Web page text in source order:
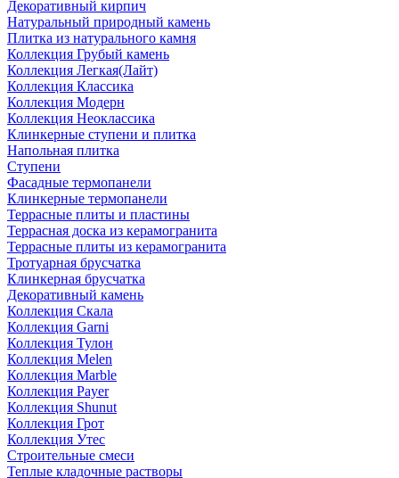
Декоративный кирпич
Натуральный природный камень
Плитка из натурального камня
Коллекция Грубый камень
Коллекция Легкая(Лайт)
Коллекция Классика
Коллекция Модерн
Коллекция Неоклассика
Клинкерные ступени и плитка
Напольная плитка
Ступени
Фасадные термопанели
Клинкерные термопанели
Террасные плиты и пластины
Террасная доска из керамогранита
Террасные плиты из керамогранита
Тротуарная брусчатка
Клинкерная брусчатка
Декоративный камень
Коллекция Скала
Коллекция Garni
Коллекция Тулон
Коллекция Melen
Коллекция Marble
Коллекция Payer
Коллекция Shunut
Коллекция Грот
Коллекция Утес
Строительные смеси
Теплые кладочные растворы